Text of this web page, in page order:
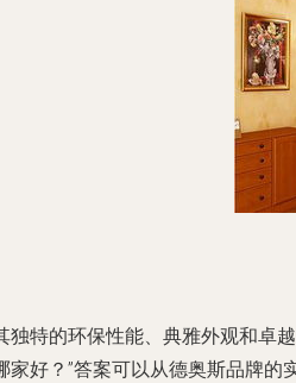
特的环保性能、典雅外观和卓
好？”答案可以从德奥斯品牌